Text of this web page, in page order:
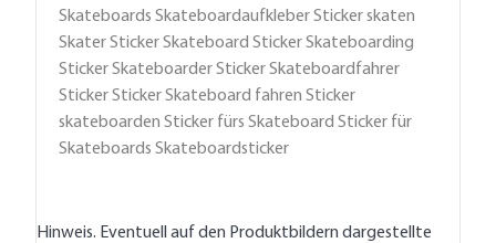
Skateboards Skateboardaufkleber Sticker skaten
Skater Sticker Skateboard Sticker Skateboarding
Sticker Skateboarder Sticker Skateboardfahrer
Sticker Sticker Skateboard fahren Sticker
skateboarden Sticker fürs Skateboard Sticker für
Skateboards Skateboardsticker
Hinweis. Eventuell auf den Produktbildern dargestellte